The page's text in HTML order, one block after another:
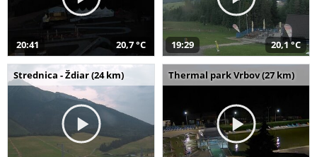
20:41 20,7 °C 19:29 20,1 °C
Strednica - Ždiar (24 km) Thermal park Vrbov (27 km)